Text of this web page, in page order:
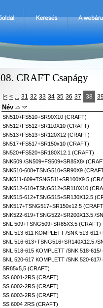
08. CRAFT Csapágy
|< < ... 31 32 33 34 35 36 37 38
Név
SN510+FS510+SR90X10 (CRAFT)
SN512+FS512+SR110X10 (CRAFT)
SN513+FS513+SR120X12 (CRAFT)
SN517+FS517+SR150x10 (CRAFT)
SN520+FS520+SR180X12.1 (CRAFT)
SNK509 /SN509+FS509+SR85X8/
SNK510-608+TSNG510+SR90X9
SNK511-609+TSNG511+SR100X9.5
SNK512-610+TSNG512+SR110X10
SNK515-612+TSNG515+SR130X12.5
SNK517+TSNG517+SR150x12.5
SNK522-619+TSNG522+SR200X13.5 /
SNL 509+TSNG509+SR85X3.5 (CRAFT)
SNL 513-611 KOMPLETT /SNK 513-
SNL 516-613+TSNG516+SR140X12.5 /
SNL 518-615 KOMPLETT /SNK 518-615/
SNL 520-617 KOMPLETT /SNK 520-617/
SR85x5,5 (CRAFT)
SS 6001-2RS (CRAFT)
SS 6002-2RS (CRAFT)
SS 6003-2RS (CRAFT)
SS 6004 2RS (CRAFT)